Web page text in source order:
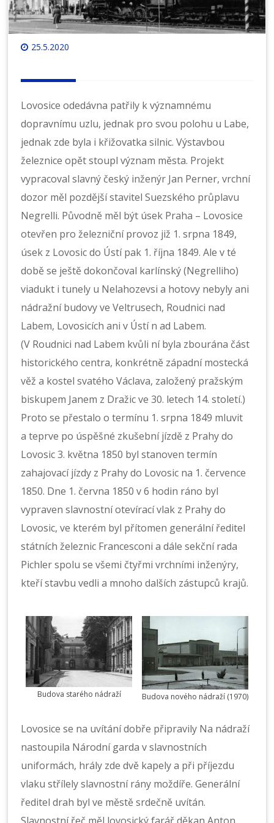
25.5.2020
Lovosice odedávna patřily k významnému
dopravnímu uzlu, jednak pro svou polohu u Labe,
jednak zde byla i křižovatka silnic. Výstavbou
železnice opět stoupl význam města. Projekt
vypracoval slavný český inženýr Jan Perner, vrchní
dozor měl pozdější stavitel Suezského průplavu
Negrelli. Původně měl být úsek Praha – Lovosice
otevřen pro železniční provoz již 1. srpna 1849,
úsek z Lovosic do Ústí pak 1. října 1849. Ale v té
době se ještě dokončoval karlínský (Negrelliho)
viadukt i tunely u Nelahozevsi a hotovy nebyly ani
nádražní budovy ve Veltrusech, Roudnici nad
Labem, Lovosicích ani v Ústí n ad Labem.
(V Roudnici nad Labem kvůli ní byla zbourána část
historického centra, konkrétně západní mostecká
věž a kostel svatého Václava, založený pražským
biskupem Janem z Dražic ve 30. letech 14. století.)
Proto se přestalo o termínu 1. srpna 1849 mluvit
a teprve po úspěšné zkušební jízdě z Prahy do
Lovosic 3. května 1850 byl stanoven termín
zahajovací jízdy z Prahy do Lovosic na 1. července
1850. Dne 1. června 1850 v 6 hodin ráno byl
vypraven slavnostní otevírací vlak z Prahy do
Lovosic, ve kterém byl přítomen generální ředitel
státních železnic Francesconi a dále sekční rada
Pichler spolu se všemi čtyřmi vrchními inženýry,
kteří stavbu vedli a mnoho dalších zástupců krajů.
Budova starého nádraží Budova nového nádraží (1970)
Lovosice se na uvítání dobře připravily Na nádraží
nastoupila Národní garda v slavnostních
uniformách, hrály zde dvě kapely a při příjezdu
vlaku střílely slavnostní rány moždíře. Generální
ředitel drah byl ve městě srdečně uvítán.